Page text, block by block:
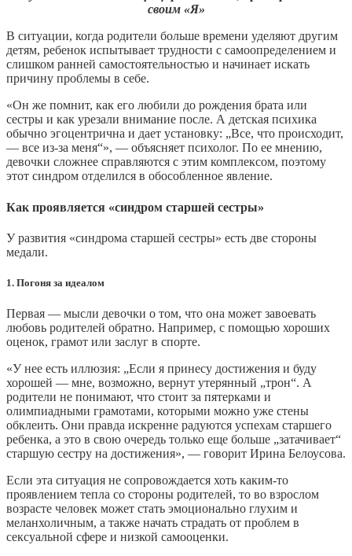
своим «Я»
В ситуации, когда родители больше времени уделяют другим
детям, ребенок испытывает трудности с самоопределением и
слишком ранней самостоятельностью и начинает искать
причину проблемы в себе.
«Он же помнит, как его любили до рождения брата или
сестры и как урезали внимание после. А детская психика
обычно эгоцентрична и дает установку: „Все, что происходит,
— все из-за меня“», — объясняет психолог. По ее мнению,
девочки сложнее справляются с этим комплексом, поэтому
этот синдром отделился в обособленное явление.
Как проявляется «синдром старшей сестры»
У развития «синдрома старшей сестры» есть две стороны
медали.
1. Погоня за идеалом
Первая — мысли девочки о том, что она может завоевать
любовь родителей обратно. Например, с помощью хороших
оценок, грамот или заслуг в спорте.
«У нее есть иллюзия: „Если я принесу достижения и буду
хорошей — мне, возможно, вернут утерянный „трон“. А
родители не понимают, что стоит за пятерками и
олимпиадными грамотами, которыми можно уже стены
обклеить. Они правда искренне радуются успехам старшего
ребенка, а это в свою очередь только еще больше „затачивает“
старшую сестру на достижения», — говорит Ирина Белоусова.
Если эта ситуация не сопровождается хоть каким-то
проявлением тепла со стороны родителей, то во взрослом
возрасте человек может стать эмоционально глухим и
меланхоличным, а также начать страдать от проблем в
сексуальной сфере и низкой самооценки.